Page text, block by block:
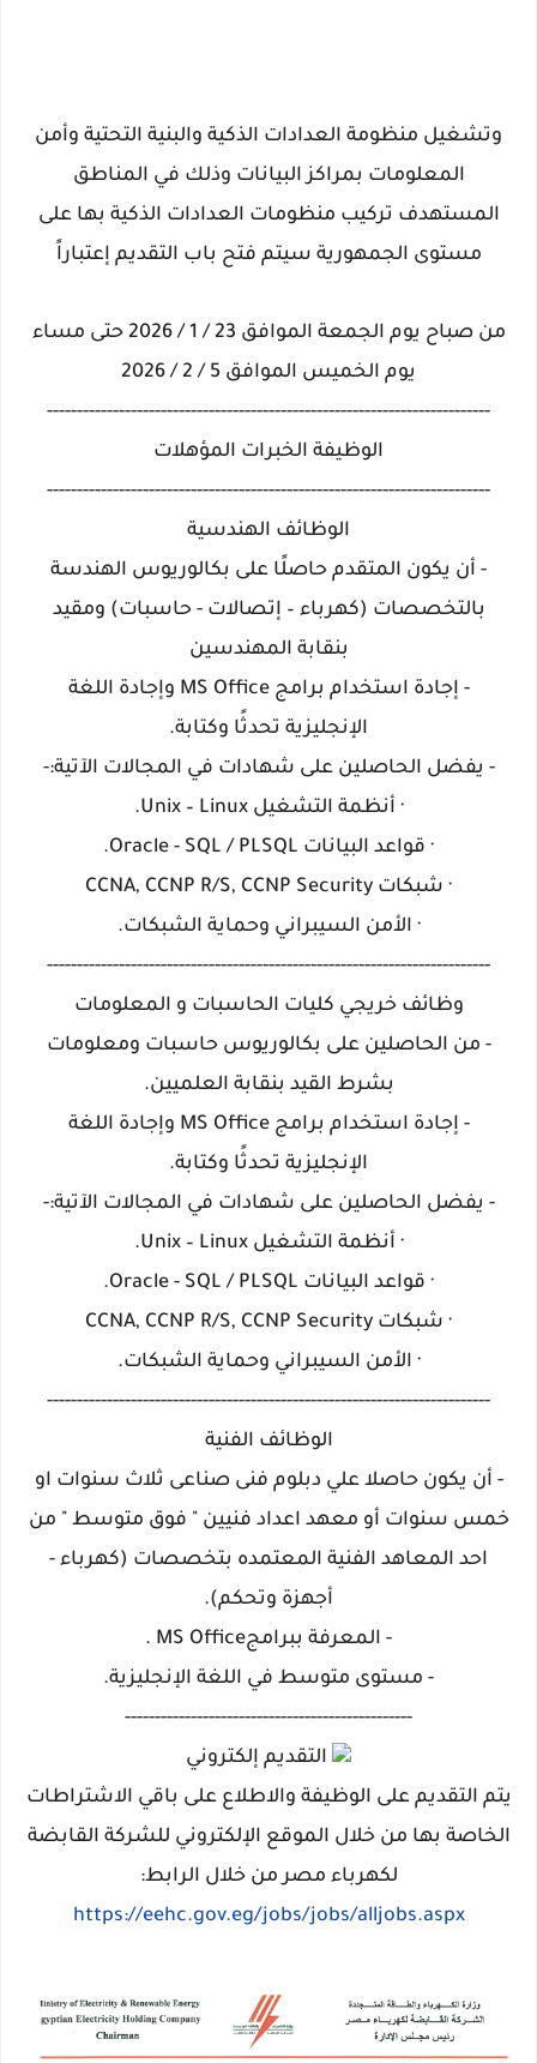
وتشغيل منظومة العدادات الذكية والبنية التحتية وأمن
المعلومات بمراكز البيانات وذلك في المناطق
المستهدف تركيب منظومات العدادات الذكية بها على
مستوى الجمهورية سيتم فتح باب التقديم إعتباراً
من صباح يوم الجمعة الموافق 23 / 1 / 2026 حتى مساء
يوم الخميس الموافق 5 / 2 / 2026
--------------------------------------------------------------------------
الوظيفة الخبرات المؤهلات
--------------------------------------------------------------------------
الوظائف الهندسية
- أن يكون المتقدم حاصلًا على بكالوريوس الهندسة
بالتخصصات (كهرباء – إتصالات - حاسبات) ومقيد
بنقابة المهندسين
- إجادة استخدام برامج MS Office وإجادة اللغة
الإنجليزية تحدثًا وكتابة.
- يفضل الحاصلين على شهادات في المجالات الآتية:-
· أنظمة التشغيل Unix – Linux.
· قواعد البيانات Oracle - SQL / PLSQL.
· شبكات CCNA, CCNP R/S, CCNP Security
· الأمن السيبراني وحماية الشبكات.
--------------------------------------------------------------------------
وظائف خريجي كليات الحاسبات و المعلومات
- من الحاصلين على بكالوريوس حاسبات ومعلومات
بشرط القيد بنقابة العلميين.
- إجادة استخدام برامج MS Office وإجادة اللغة
الإنجليزية تحدثًا وكتابة.
- يفضل الحاصلين على شهادات في المجالات الآتية:-
· أنظمة التشغيل Unix – Linux.
· قواعد البيانات Oracle - SQL / PLSQL.
· شبكات CCNA, CCNP R/S, CCNP Security
· الأمن السيبراني وحماية الشبكات.
--------------------------------------------------------------------------
الوظائف الفنية
- أن يكون حاصلا علي دبلوم فنى صناعى ثلاث سنوات او
خمس سنوات أو معهد اعداد فنيين " فوق متوسط " من
احد المعاهد الفنية المعتمده بتخصصات (كهرباء -
أجهزة وتحكم).
- المعرفة ببرامجMS Office .
- مستوى متوسط في اللغة الإنجليزية.
------------------------------------------------
التقديم إلكتروني
​يتم التقديم على الوظيفة والاطلاع على باقي الاشتراطات
الخاصة بها من خلال الموقع الإلكتروني للشركة القابضة
لكهرباء مصر من خلال الرابط:
https://eehc.gov.eg/jobs/jobs/alljobs.aspx